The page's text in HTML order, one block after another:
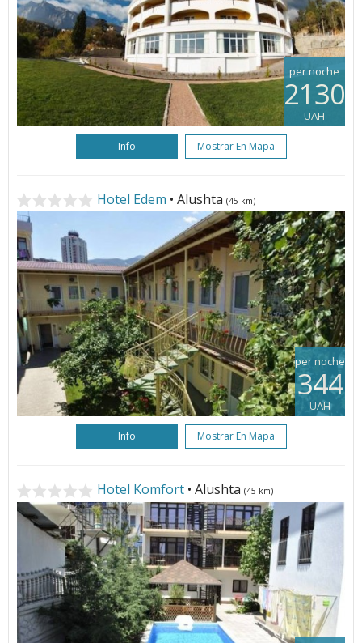
per noche
2130
UAH
Info Mostrar En Mapa
Hotel Edem • Alushta (45 km)
per noche
344
UAH
Info Mostrar En Mapa
Hotel Komfort • Alushta (45 km)